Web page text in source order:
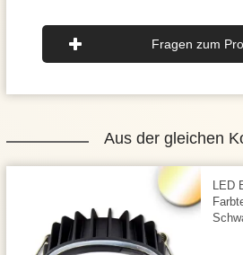
Fragen zum
Aus der gleichen
LED